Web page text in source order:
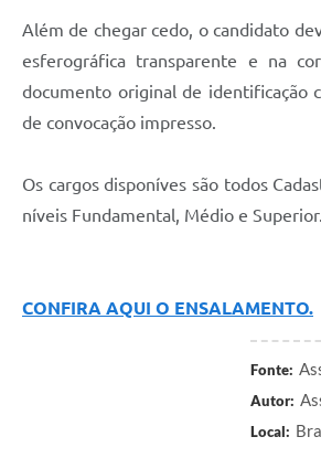
Além de chegar cedo, o candidato
esferográfica transparente e na
documento original de identificação
de convocação impresso.
Os cargos disponíves são todos
níveis Fundamental, Médio e Superior.
CONFIRA AQUI O ENSALAMENTO.
Fonte:
Autor:
Local: